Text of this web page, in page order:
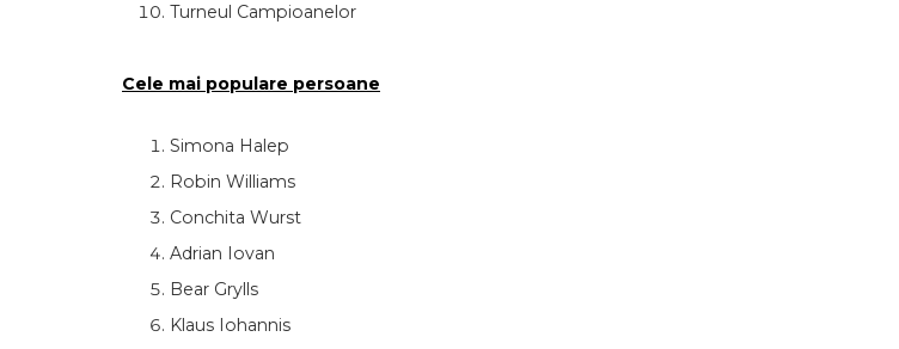
Turneul Campioanelor
Cele mai populare persoane
Simona Halep
Robin Williams
Conchita Wurst
Adrian Iovan
Bear Grylls
Klaus Iohannis